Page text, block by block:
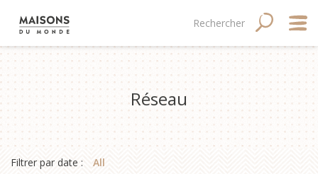
contenu
principal
Main
navigation
mobile
Navigation
principale
Réseau
Filtrer par date : All